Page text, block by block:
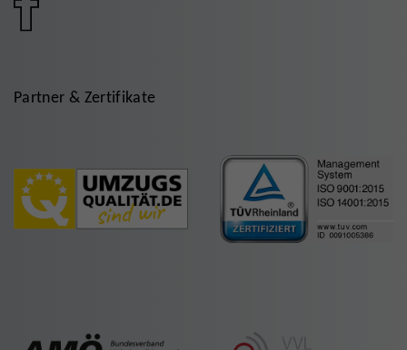
Partner & Zertifikate